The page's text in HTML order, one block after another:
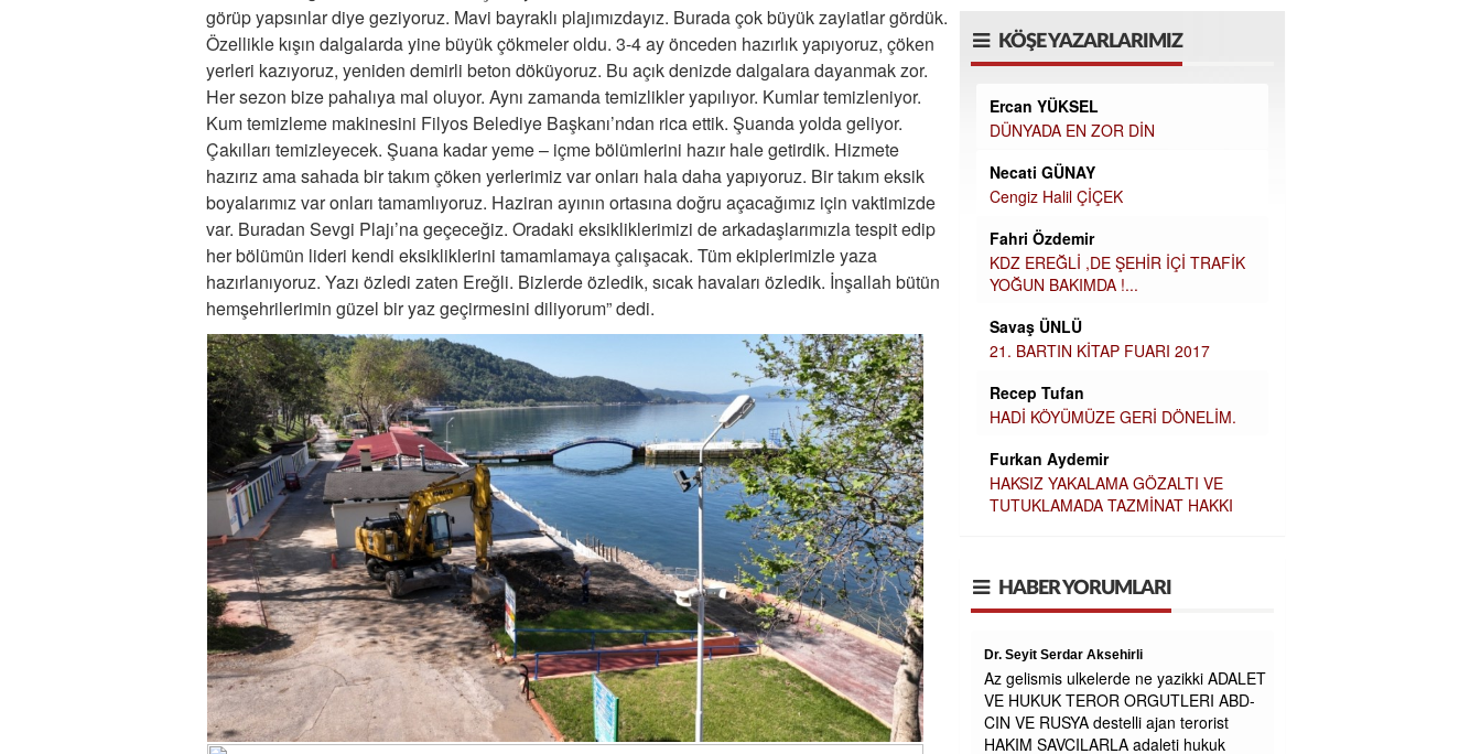
görüp yapsınlar diye geziyoruz. Mavi bayraklı plajımızdayız. Burada çok büyük zayiatlar gördük.
Özellikle kışın dalgalarda yine büyük çökmeler oldu. 3-4 ay önceden hazırlık yapıyoruz, çöken
yerleri kazıyoruz, yeniden demirli beton döküyoruz. Bu açık denizde dalgalara dayanmak zor.
Her sezon bize pahalıya mal oluyor. Aynı zamanda temizlikler yapılıyor. Kumlar temizleniyor.
Kum temizleme makinesini Filyos Belediye Başkanı’ndan rica ettik. Şuanda yolda geliyor.
Çakılları temizleyecek. Şuana kadar yeme – içme bölümlerini hazır hale getirdik. Hizmete
hazırız ama sahada bir takım çöken yerlerimiz var onları hala daha yapıyoruz. Bir takım eksik
boyalarımız var onları tamamlıyoruz. Haziran ayının ortasına doğru açacağımız için vaktimizde
var. Buradan Sevgi Plajı’na geçeceğiz. Oradaki eksikliklerimizi de arkadaşlarımızla tespit edip
her bölümün lideri kendi eksikliklerini tamamlamaya çalışacak. Tüm ekiplerimizle yaza
hazırlanıyoruz. Yazı özledi zaten Ereğli. Bizlerde özledik, sıcak havaları özledik. İnşallah bütün
hemşehrilerimin güzel bir yaz geçirmesini diliyorum” dedi.
KÖŞE YAZARLARIMIZ
Ercan YÜKSEL
DÜNYADA EN ZOR DİN
Necati GÜNAY
Cengiz Halil ÇİÇEK
Fahri Özdemir
KDZ EREĞLİ ,DE ŞEHİR İÇİ TRAFİK
YOĞUN BAKIMDA !...
Savaş ÜNLÜ
21. BARTIN KİTAP FUARI 2017
Recep Tufan
HADİ KÖYÜMÜZE GERİ DÖNELİM.
Furkan Aydemir
HAKSIZ YAKALAMA GÖZALTI VE
TUTUKLAMADA TAZMİNAT HAKKI
HABER YORUMLARI
Dr. Seyit Serdar Aksehirli
Az gelismis ulkelerde ne yazikki ADALET
VE HUKUK TEROR ORGUTLERI ABD-
CIN VE RUSYA destelli ajan terorist
HAKIM SAVCILARLA adaleti hukuk
Zavallı işçi
Maaşa gelince Afrika baz aliniyor
Figen alkan
Çok zengin olursunuz belki engeliden ne